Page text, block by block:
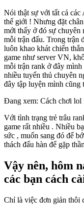
Nói thật sự với tất cả
thế giới ! Nhưng đặt
mới thấy ở đó sự chuyên
mỗi trận đấu. Trong trận
luôn khao khát chiến
game như server VN,
mỗi trận rank ở đây
nhiều tuyển thủ chuyên
đây tập luyện mình cũng
Đang xem: Cách chơi lol
Với tình trạng trẻ trâu
game rất nhiều . Nhiều
sức , muốn sang đó để
thách đấu hàn để gặp
Vậy nên, hôm
các bạn cách
Chỉ là việc đơn giản thôi